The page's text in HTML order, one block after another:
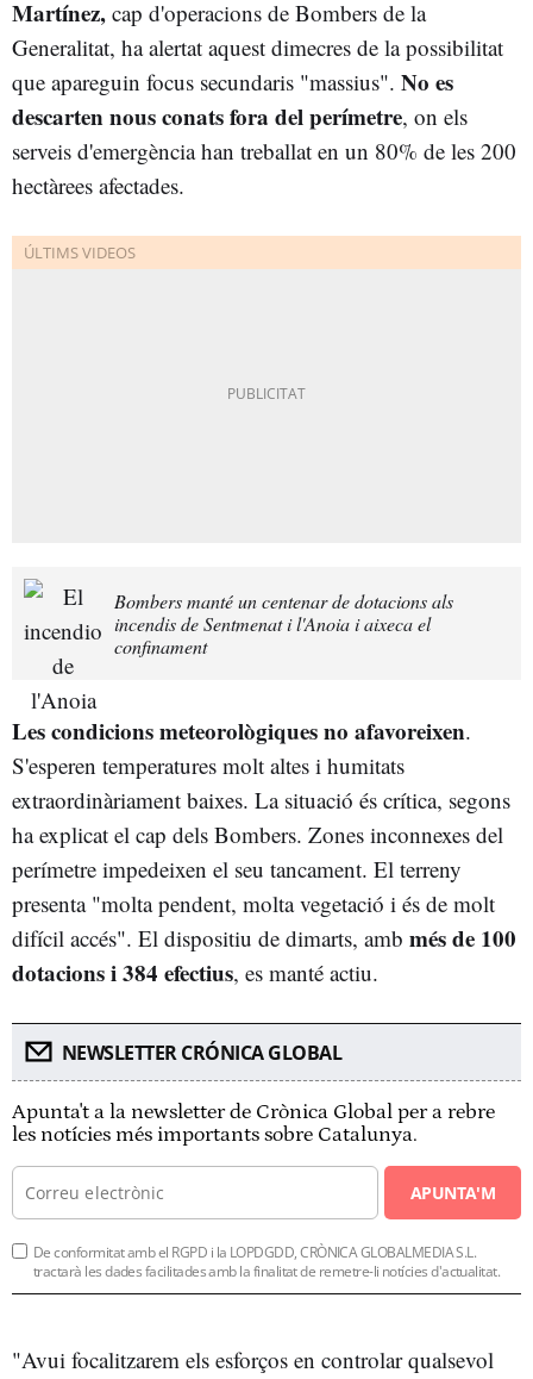
Martínez, cap d'operacions de Bombers de la
Generalitat, ha alertat aquest dimecres de la possibilitat
que apareguin focus secundaris "massius". No es
descarten nous conats fora del perímetre, on els
serveis d'emergència han treballat en un 80% de les 200
hectàrees afectades.
Bombers manté un centenar de dotacions als
incendis de Sentmenat i l'Anoia i aixeca el
confinament
Les condicions meteorològiques no afavoreixen.
S'esperen temperatures molt altes i humitats
extraordinàriament baixes. La situació és crítica, segons
ha explicat el cap dels Bombers. Zones inconnexes del
perímetre impedeixen el seu tancament. El terreny
presenta "molta pendent, molta vegetació i és de molt
difícil accés". El dispositiu de dimarts, amb més de 100
dotacions i 384 efectius, es manté actiu.
NEWSLETTER CRÓNICA GLOBAL
Apunta't a la newsletter de Crònica Global per a rebre
les notícies més importants sobre Catalunya.
APUNTA'M
De conformitat amb el RGPD i la LOPDGDD, CRÒNICA GLOBALMEDIA S.L.
tractarà les dades facilitades amb la finalitat de remetre-li notícies d'actualitat.
"Avui focalitzarem els esforços en controlar qualsevol